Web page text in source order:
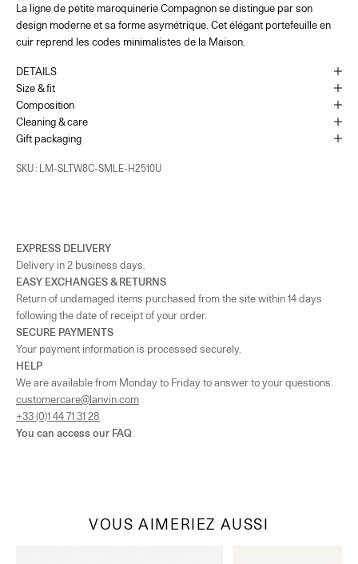
France - Cannes-Disponible
65 Bd de la Croisette Cannes, 06400
+33493436105
+37793250179
128 Mount Street London, England W1K 3NY
La ligne de petite maroquinerie Compagnon se distingue par son
design moderne et sa forme asymétrique. Cet élégant portefeuille en
cuir reprend les codes minimalistes de la Maison.
DETAILS
Size & fit
Composition
Cleaning & care
Gift packaging
SKU : LM-SLTW8C-SMLE-H2510U
EXPRESS DELIVERY
Delivery in 2 business days.
EASY EXCHANGES & RETURNS
Return of undamaged items purchased from the site within 14 days
following the date of receipt of your order.
SECURE PAYMENTS
Your payment information is processed securely.
HELP
We are available from Monday to Friday to answer to your questions.
customercare@lanvin.com
+33 (0)1 44 71 31 28
You can access our FAQ
VOUS AIMERIEZ AUSSI